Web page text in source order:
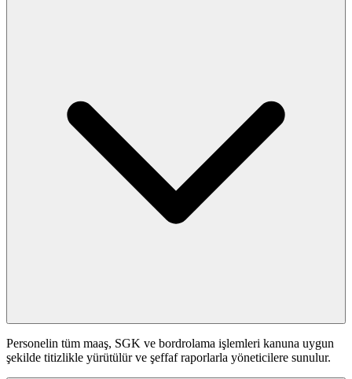
Personelin tüm maaş, SGK ve bordrolama işlemleri kanuna uygun
şekilde titizlikle yürütülür ve şeffaf raporlarla yöneticilere sunulur.